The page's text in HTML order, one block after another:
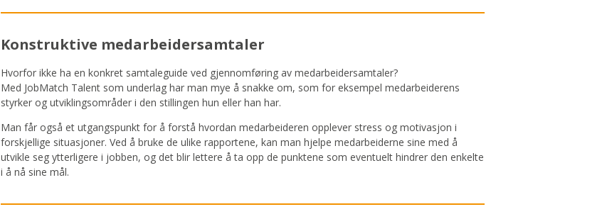
Konstruktive medarbeidersamtaler
Hvorfor ikke ha en konkret samtaleguide ved gjennomføring av medarbeidersamtaler?
Med JobMatch Talent som underlag har man mye å snakke om, som for eksempel medarbeiderens
styrker og utviklingsområder i den stillingen hun eller han har.
Man får også et utgangspunkt for å forstå hvordan medarbeideren opplever stress og motivasjon i
forskjellige situasjoner. Ved å bruke de ulike rapportene, kan man hjelpe medarbeiderne sine med å
utvikle seg ytterligere i jobben, og det blir lettere å ta opp de punktene som eventuelt hindrer den enkelte
i å nå sine mål.